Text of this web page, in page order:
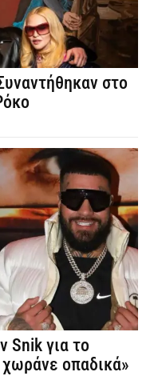
στο
Snik για το
οπαδικά»